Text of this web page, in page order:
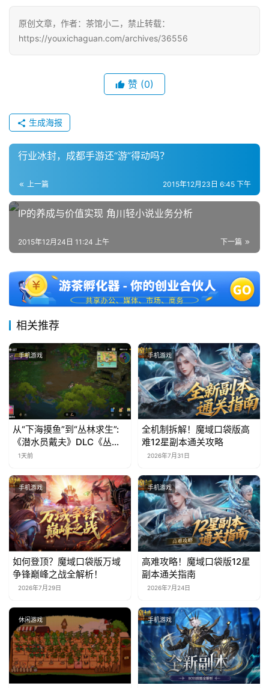
原创文章，作者：茶馆小二，禁止转载：
https://youxichaguan.com/archives/36556
赞 (0)
生成海报
行业冰封，成都手游还“游”得动吗？
上一篇 2015年12月23日 6:45 下午
IP的养成与价值实现 角川轻小说业务分析
下一篇
2015年12月24日 11:24 上午
相关推荐
手机游戏
从“下海摸鱼”到“丛林求生”:
《潜水员戴夫》DLC《丛
林》移动端定档8月14日
1天前
手机游戏
全机制拆解！魔域口袋版高
难12星副本通关攻略
2026年7月31日
手机游戏
如何登顶？魔域口袋版万域
争锋巅峰之战全解析！
2026年7月29日
手机游戏
高难攻略！魔域口袋版12星
副本通关指南
2026年7月24日
休闲游戏 手机游戏